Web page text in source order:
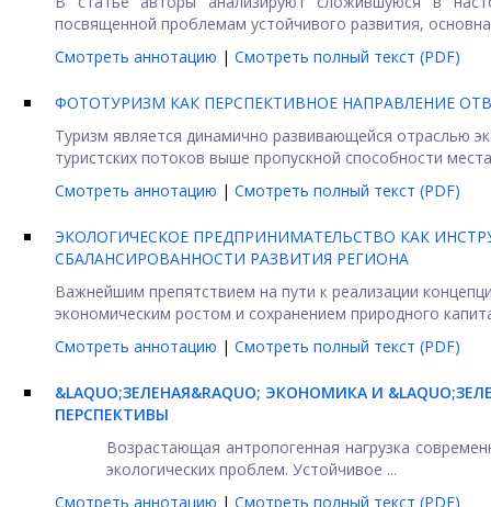
посвященной проблемам устойчивого развития,
Смотреть аннотацию | Смотреть полный текст (PDF)
ФОТОТУРИЗМ КАК ПЕРСПЕКТИВНОЕ НАПРАВЛЕНИЕ
Туризм является динамично развивающейся отраслью
туристских потоков выше пропускной способности
Смотреть аннотацию | Смотреть полный текст (PDF)
ЭКОЛОГИЧЕСКОЕ ПРЕДПРИНИМАТЕЛЬСТВО КАК
СБАЛАНСИРОВАННОСТИ РАЗВИТИЯ РЕГИОНА
Важнейшим препятствием на пути к реализации
экономическим ростом и сохранением природного
Смотреть аннотацию | Смотреть полный текст (PDF)
&LAQUO;ЗЕЛЕНАЯ&RAQUO; ЭКОНОМИКА И
ПЕРСПЕКТИВЫ
Возрастающая антропогенная нагрузка
экологических проблем. Устойчивое ...
Смотреть аннотацию | Смотреть полный текст (PDF)